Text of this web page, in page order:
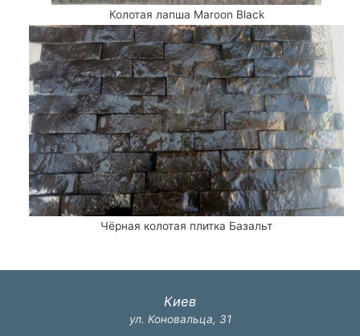
Колотая лапша Maroon Black
Чёрная колотая плитка Базальт
Киев
ул. Коновальца, 31